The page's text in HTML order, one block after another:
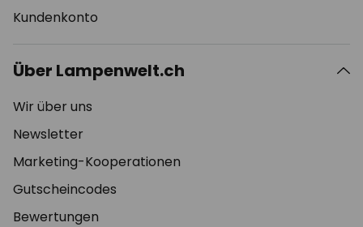
Kundenkonto
Über Lampenwelt.ch
Wir über uns
Newsletter
Marketing-Kooperationen
Gutscheincodes
Bewertungen